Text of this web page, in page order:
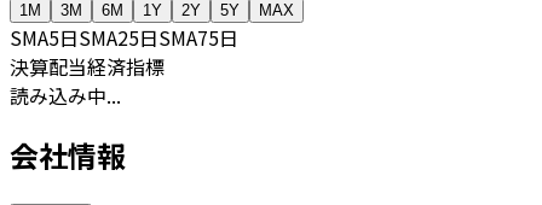
1M
3M 6M 1Y 2Y 5Y MAX
SMA5日SMA25日SMA75日
決算配当経済指標
読み込み中...
会社情報